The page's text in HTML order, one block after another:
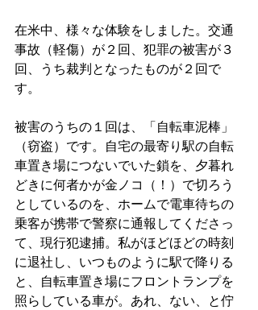
在米中、様々な体験をしました。交通
事故（軽傷）が２回、犯罪の被害が３
回、うち裁判となったものが２回で
す。
被害のうちの１回は、「自転車泥棒」
（窃盗）です。自宅の最寄り駅の自転
車置き場につないでいた鎖を、夕暮れ
どきに何者かが金ノコ（！）で切ろう
としているのを、ホームで電車待ちの
乗客が携帯で警察に通報してくださっ
て、現行犯逮捕。私がほどほどの時刻
に退社し、いつものように駅で降りる
と、自転車置き場にフロントランプを
照らしている車が。あれ、ない、と佇